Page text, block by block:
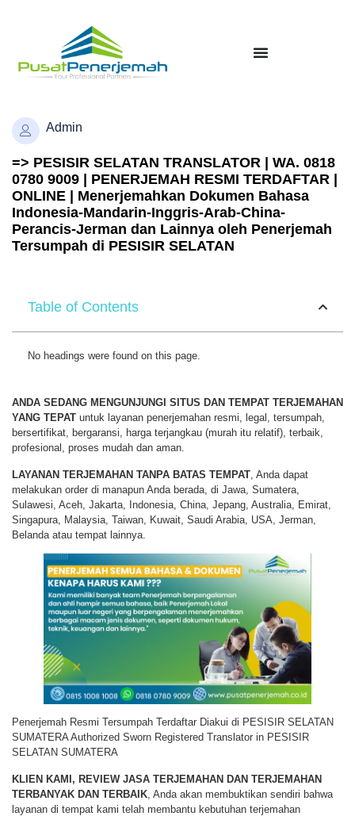
Admin
=> PESISIR SELATAN TRANSLATOR | WA. 0818
0780 9009 | PENERJEMAH RESMI TERDAFTAR |
ONLINE | Menerjemahkan Dokumen Bahasa
Indonesia-Mandarin-Inggris-Arab-China-
Perancis-Jerman dan Lainnya oleh Penerjemah
Tersumpah di PESISIR SELATAN
Table of Contents
No headings were found on this page.
ANDA SEDANG MENGUNJUNGI SITUS DAN TEMPAT TERJEMAHAN
YANG TEPAT untuk layanan penerjemahan resmi, legal, tersumpah,
bersertifikat, bergaransi, harga terjangkau (murah itu relatif), terbaik,
profesional, proses mudah dan aman.
LAYANAN TERJEMAHAN TANPA BATAS TEMPAT , Anda dapat
melakukan order di manapun Anda berada, di Jawa, Sumatera,
Sulawesi, Aceh, Jakarta, Indonesia, China, Jepang, Australia, Emirat,
Singapura, Malaysia, Taiwan, Kuwait, Saudi Arabia, USA, Jerman,
Belanda atau tempat lainnya.
Penerjemah Resmi Tersumpah Terdaftar Diakui di PESISIR SELATAN
SUMATERA Authorized Sworn Registered Translator in PESISIR
SELATAN SUMATERA
KLIEN KAMI, REVIEW JASA TERJEMAHAN DAN TERJEMAHAN
TERBANYAK DAN TERBAIK , Anda akan membuktikan sendiri bahwa
layanan di tempat kami telah membantu kebutuhan terjemahan